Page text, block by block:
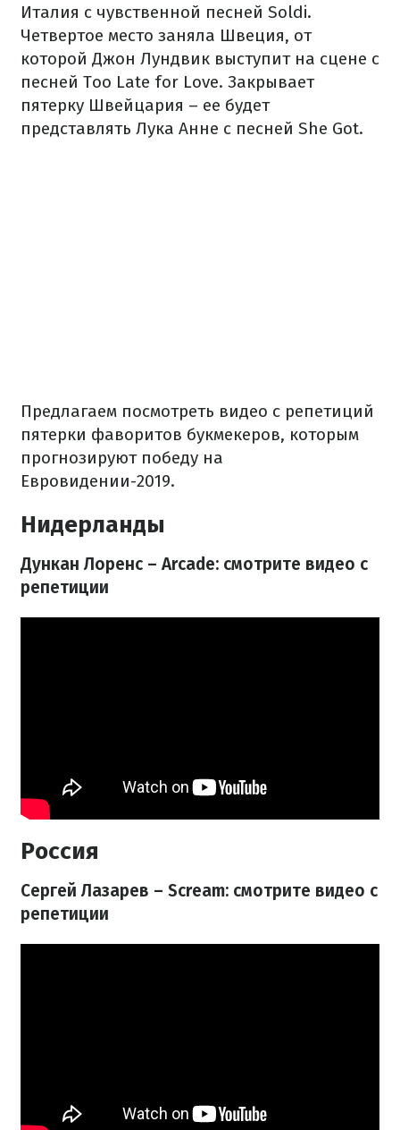
Италия с чувственной песней Soldi.
Четвертое место заняла Швеция, от
которой Джон Лундвик выступит на сцене с
песней Too Late for Love. Закрывает
пятерку Швейцария – ее будет
представлять Лука Анне с песней She Got.
Предлагаем посмотреть видео с репетиций
пятерки фаворитов букмекеров, которым
прогнозируют победу на
Евровидении-2019.
Нидерланды
Дункан Лоренс – Arcade: смотрите видео с
репетиции
Россия
Сергей Лазарев – Scream: смотрите видео с
репетиции